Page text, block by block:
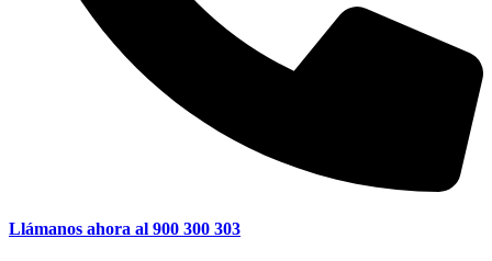
Llámanos ahora al 900 300 303